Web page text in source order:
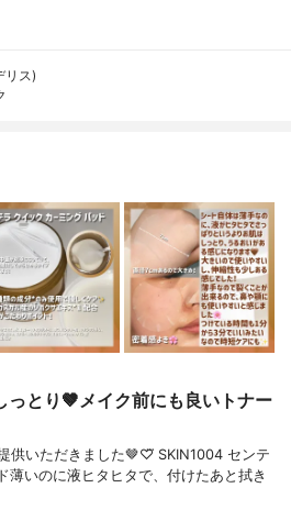
リス)
っとり🤎メイク前にも良いトナー
供いただきました🤎♡⃛ SKIN1004 センテ
薄いのに液ヒタヒタで、付けたあと拭き